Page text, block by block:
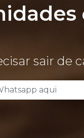
sair de